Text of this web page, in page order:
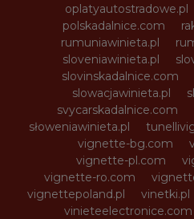
oplatyautostradowe.pl
polskadalnice.com
rumuniawinieta.pl
sloveniawinieta.pl
slovinskadalnice.com
slowacjawinieta.pl
svycarskadalnice.com
słoweniawinieta.pl
vignette-bg.com
vignette-pl.com
vignette-ro.com
vignettepoland.pl
vinetki.pl
vinieteelectronice.com